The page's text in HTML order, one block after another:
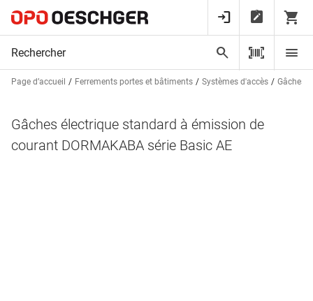
Page d’accueil Ferrements portes et bâtiments Systèmes d'accès Gâches
Gâches électrique standard à émission de
courant DORMAKABA série Basic AE